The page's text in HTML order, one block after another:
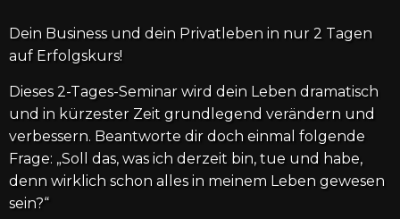
Dein Business und dein Privatleben in nur 2 Tagen
auf Erfolgskurs!
Dieses 2-Tages-Seminar wird dein Leben dramatisch
und in kürzester Zeit grundlegend verändern und
verbessern. Beantworte dir doch einmal folgende
Frage: „Soll das, was ich derzeit bin, tue und habe,
denn wirklich schon alles in meinem Leben gewesen
sein?“